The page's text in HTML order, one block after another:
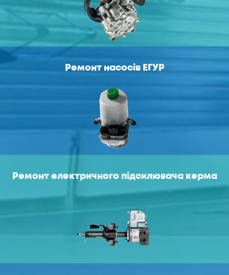
Ремонт насосів ЕГУР
Ремонт електричного підсилювача керма